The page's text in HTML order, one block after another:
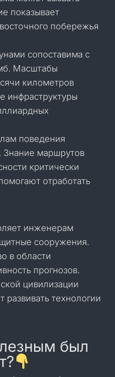
показывает
побережья
сопоставима с
Масштабы
километров
инфраструктуры
поведения
Знание маршрутов
критически
отработать
инженерам
сооружения.
в области
прогнозов.
цивилизации
технологии
был